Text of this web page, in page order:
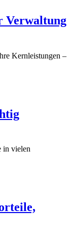
Verwaltung
Kernleistungen –
in vielen